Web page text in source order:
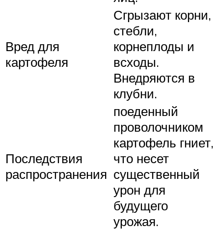
Вред для
картофеля
Сгрызают корни,
стебли,
корнеплоды и
всходы.
Внедряются в
клубни.
Последствия
распространения
поеденный
проволочником
картофель гниет,
что несет
существенный
урон для
будущего
урожая.